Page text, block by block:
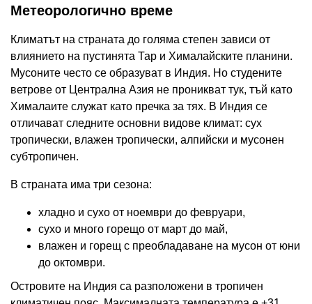
Метеорологично време
Климатът на страната до голяма степен зависи от
влиянието на пустинята Тар и Хималайските планини.
Мусоните често се образуват в Индия. Но студените
ветрове от Централна Азия не проникват тук, тъй като
Хималаите служат като пречка за тях. В Индия се
отличават следните основни видове климат: сух
тропически, влажен тропически, алпийски и мусонен
субтропичен.
В страната има три сезона:
хладно и сухо от ноември до февруари,
сухо и много горещо от март до май,
влажен и горещ с преобладаване на мусон от юни
до октомври.
Островите на Индия са разположени в тропичен